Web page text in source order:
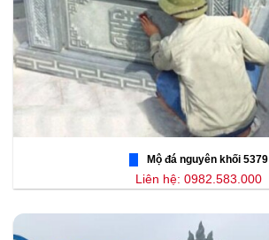
Mộ đá nguyên khối 5379
Liên hệ: 0982.583.000